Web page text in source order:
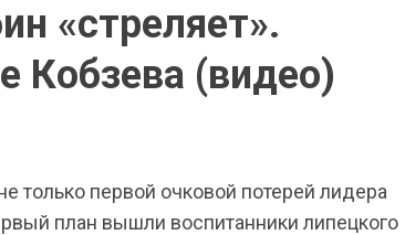
«стреляет».
Кобзева (видео)
только первой очковой потерей лидера
план вышли воспитанники липецкого